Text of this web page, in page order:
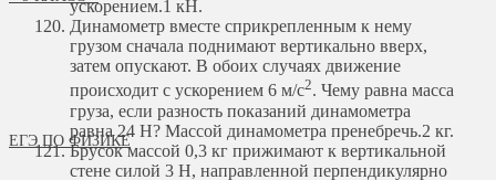
ЕГЭ ПО ФИЗИКЕ
ускорением.1 кН.
Динамометр вместе сприкрепленным к нему
грузом сначала поднимают вертикально вверх,
затем опускают. В обоих случаях движение
происходит с ускорением 6 м/с2. Чему равна масса
груза, если разность показаний динамометра
равна 24 Н? Массой динамометра пренебречь.2 кг.
Брусок массой 0,3 кг прижимают к вертикальной
стене силой 3 Н, направленной перпендикулярно